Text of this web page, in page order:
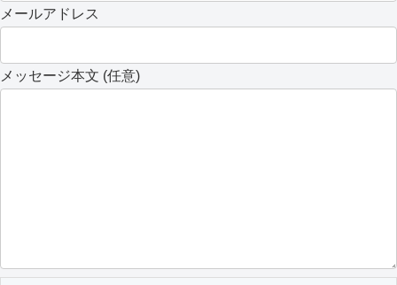
メールアドレス
メッセージ本文 (任意)